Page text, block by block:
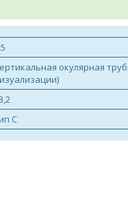
окулярная
С